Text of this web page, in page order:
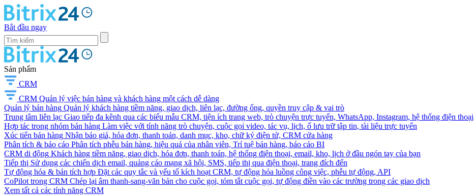
Bắt đầu ngay
Sản phẩm
CRM
CRM Quản lý việc bán hàng và khách hàng một cách dễ dàng
Quản lý bán hàng Quản lý khách hàng tiềm năng, giao dịch, liên lạc, đường ống, quyền truy cập & vai trò
Trung tâm liên lạc Giao tiếp đa kênh qua các biểu mẫu CRM, tiện ích trang web, trò chuyện trực tuyến, WhatsApp, Instagram, hệ thống điện
Hợp tác trong nhóm bán hàng Làm việc với tính năng trò chuyện, cuộc gọi video, tác vụ, lịch, ổ lưu trữ tập tin, tài liệu trực tuyến
Xúc tiến bán hàng Nhận báo giá, hóa đơn, thanh toán, danh mục, kho, chữ ký điện tử, CRM cửa hàng
Phân tích & báo cáo Phân tích phễu bán hàng, hiệu quả của nhân viên, Trí tuệ bán hàng, báo cáo BI
CRM di động Khách hàng tiềm năng, giao dịch, hóa đơn, thanh toán, hệ thống điện thoại, email, kho, lịch ở đầu ngón tay của bạn
Tiếp thị Sử dụng các chiến dịch email, quảng cáo mạng xã hội, SMS, tiếp thị qua điện thoại, trang đích đến
Tự động hóa & bản tích hợp Đặt các quy tắc và yếu tố kích hoạt CRM, tự động hóa luồng công việc, phễu tự động, API
CoPilot trong CRM Chép lại âm thanh-sang-văn bản cho cuộc gọi, tóm tắt cuộc gọi, tự động điền vào các trường trong các giao dịch
Xem tất cả các tính năng CRM